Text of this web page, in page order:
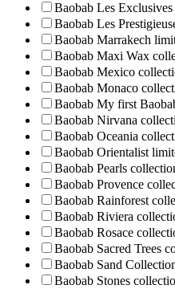
Baobab Les
Baobab Les
Baobab Marrakech
Baobab Maxi Wax
Baobab Mexico
Baobab Monaco
Baobab My first
Baobab Nirvana
Baobab Oceania
Baobab Orientalist
Baobab Pearls
Baobab Provence
Baobab Rainforest
Baobab Riviera
Baobab Rosace
Baobab Sacred Trees
Baobab Sand
Baobab Stones